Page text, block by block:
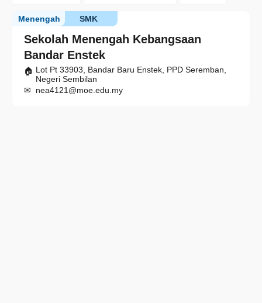
Sekolah Menengah Kebangsaan
Bandar Enstek
SMK
Menengah
Lot Pt 33903, Bandar Baru Enstek, PPD Seremban,
Negeri Sembilan
nea4121@moe.edu.my